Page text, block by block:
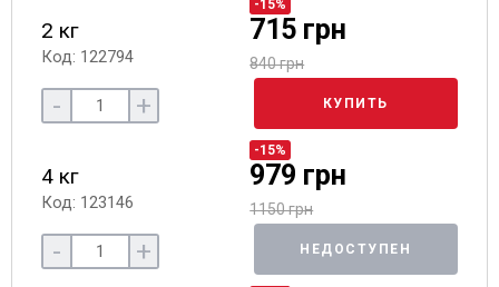
2 кг
Код: 122794
-15%
715 грн
840 грн
- + КУПИТЬ
4 кг
Код: 123146
-15%
979 грн
1150 грн
- + НЕДОСТУПЕН